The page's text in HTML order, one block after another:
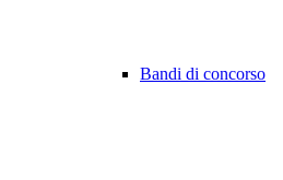
Bandi di concorso